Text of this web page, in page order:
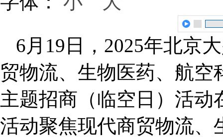
6月19日，2025年北京
贸物流、生物医药、航
主题招商（临空日）活
活动聚焦现代商贸物流、